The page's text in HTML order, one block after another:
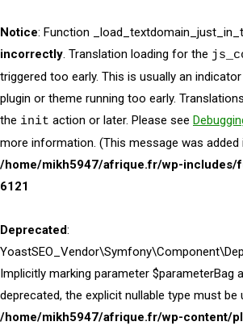
Notice: Function
incorrectly. Translation loading for the
triggered too early. This is usually an
plugin or theme running too early.
the init action or later. Please see
more information. (This message was added
/home/mikh5947/afrique.fr/wp-includes/
6121
Deprecated:
Implicitly marking parameter $parameterBag
deprecated, the explicit nullable type must be
/home/mikh5947/afrique.fr/wp-content/